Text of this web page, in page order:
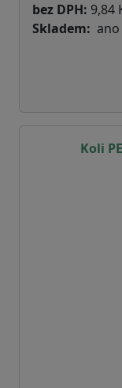
bez DPH: 9,84
Skladem
ano
Koli